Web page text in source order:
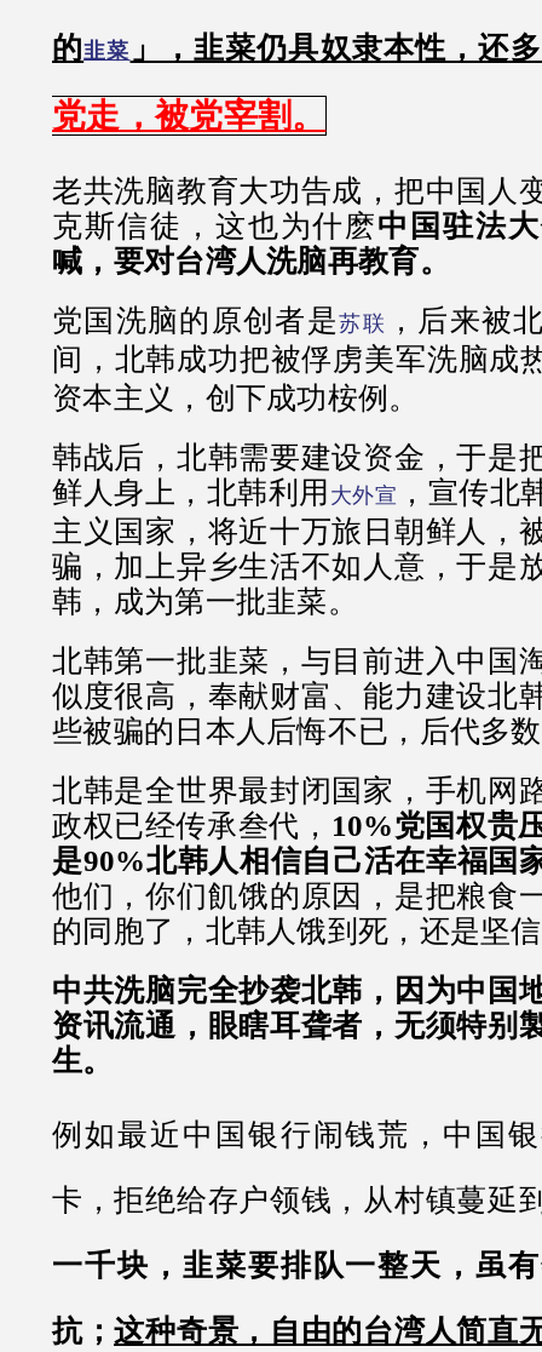
的韭菜 」，韭菜仍具奴隶本性，还
党走，被党宰割。
老共洗脑教育大功告成，把中国人
克斯信徒，这也为什麽中国驻法
喊，要对台湾人洗脑再教育。
党国洗脑的原创者是苏联
，后来被
间，北韩成功把被俘虏美军洗脑成
资本主义，创下成功桉例。
韩战后，北韩需要建设资金，于是
鲜人身上，北韩利用 大外宣 ，宣传北
主义国家，将近十万旅日朝鲜人，
骗，加上异乡生活不如人意，于是
韩，成为第一批韭菜。
北韩第一批韭菜，与目前进入中国
似度很高，奉献财富、能力建设北
些被骗的日本人后悔不已，后代多
北韩是全世界最封闭国家，手机网
政权已经传承叁代， 10%党国权贵
是90%北韩人相信自己活在幸福国
他们，你们飢饿的原因，是把粮食
的同胞了，北韩人饿到死，还是坚
中共洗脑完全抄袭北韩，因为中国
资讯流通，眼瞎耳聋者，无须特别
生。
例如最近中国银行闹钱荒，中国
卡，拒绝给存户领钱，从村镇蔓延
一千块，韭菜要排队一整天，虽
抗；这种奇景，自由的台湾人简直